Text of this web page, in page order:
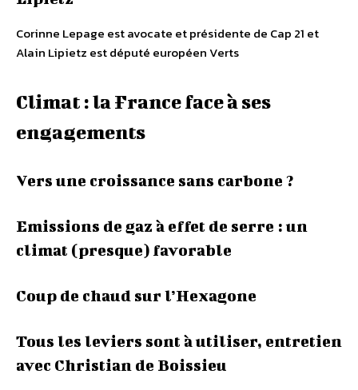
Corinne Lepage est avocate et présidente de Cap 21 et
Alain Lipietz est député européen Verts
Climat : la France face à ses
engagements
Vers une croissance sans carbone ?
Emissions de gaz à effet de serre : un
climat (presque) favorable
Coup de chaud sur l’Hexagone
Tous les leviers sont à utiliser, entretien
avec Christian de Boissieu